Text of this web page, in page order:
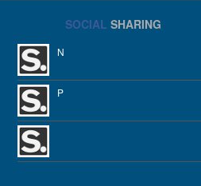
SOCIAL SHARING
N
P